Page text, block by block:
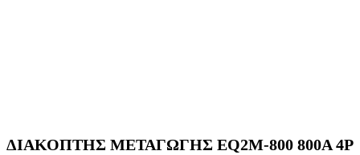
ΔΙΑΚΟΠΤΗΣ ΜΕΤΑΓΩΓΗΣ EQ2M-800 800A 4P